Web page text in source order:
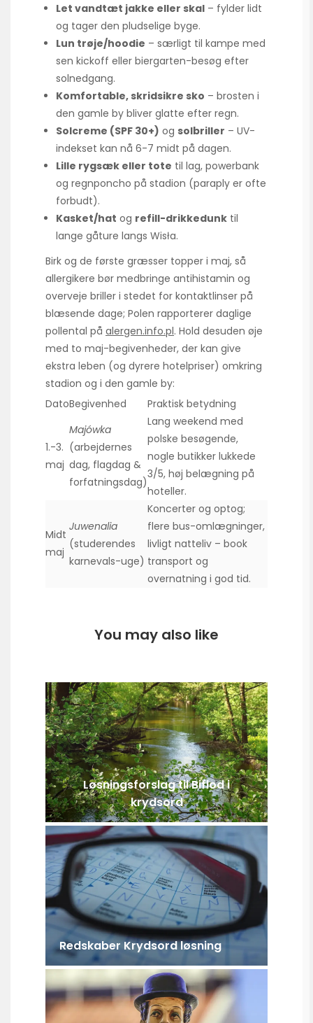
Let vandtæt jakke eller skal – fylder lidt
og tager den pludselige byge.
Lun trøje/hoodie – særligt til kampe med
sen kickoff eller biergarten-besøg efter
solnedgang.
Komfortable, skridsikre sko – brosten i
den gamle by bliver glatte efter regn.
Solcreme (SPF 30+) og solbriller – UV-
indekset kan nå 6-7 midt på dagen.
Lille rygsæk eller tote til lag, powerbank
og regnponcho på stadion (paraply er ofte
forbudt).
Kasket/hat og refill-drikkedunk til
lange gåture langs Wisła.
Birk og de første græsser topper i maj, så
allergikere bør medbringe antihistamin og
overveje briller i stedet for kontaktlinser på
blæsende dage; Polen rapporterer daglige
pollental på alergen.info.pl. Hold desuden øje
med to maj-begivenheder, der kan give
ekstra leben (og dyrere hotelpriser) omkring
stadion og i den gamle by:
DatoBegivenhed Praktisk betydning
1.-3.
maj
Majówka
(arbejdernes
dag, flagdag &
forfatningsdag)
Lang weekend med
polske besøgende,
nogle butikker lukkede
3/5, høj belægning på
hoteller.
Midt
maj
Juwenalia
(studerendes
karnevals-uge)
Koncerter og optog;
flere bus-omlægninger,
livligt natteliv – book
transport og
overnatning i god tid.
You may also like
Løsningsforslag til Biflod i
krydsord
Redskaber Krydsord løsning